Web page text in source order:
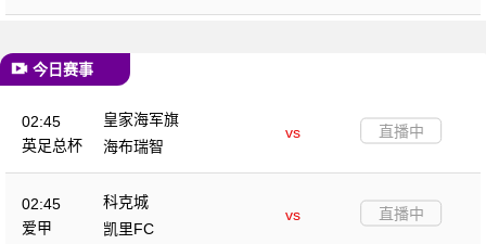
今日赛事
02:45
英足总杯
皇家海军旗
vs
海布瑞智
直播中
02:45
爱甲
科克城
vs
凯里FC
直播中